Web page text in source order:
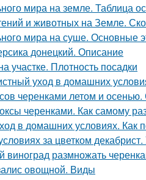
мира на земле. Таблица
и животных на Земле.
мира на суше. Основные
донецкий. Описание
участке. Плотность посадки
уход в домашних
черенками летом и
черенками. Как самому
в домашних условиях. Как
за цветком
виноград размножать
овощной. Виды